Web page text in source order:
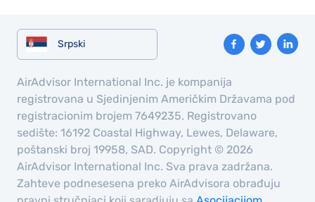
Srpski
AirAdvisor International Inc. je kompanija
registrovana u Sjedinjenim Američkim Državama pod
registracionim brojem 7649235. Registrovano
sedište: 16192 Coastal Highway, Lewes, Delaware,
poštanski broj 19958, SAD. Copyright © 2026
AirAdvisor International Inc. Sva prava zadržana.
Zahteve podnesesena preko AirAdvisora obrađuju